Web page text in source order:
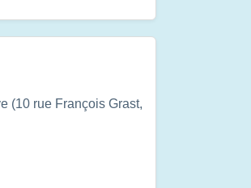
(10 rue François Grast,